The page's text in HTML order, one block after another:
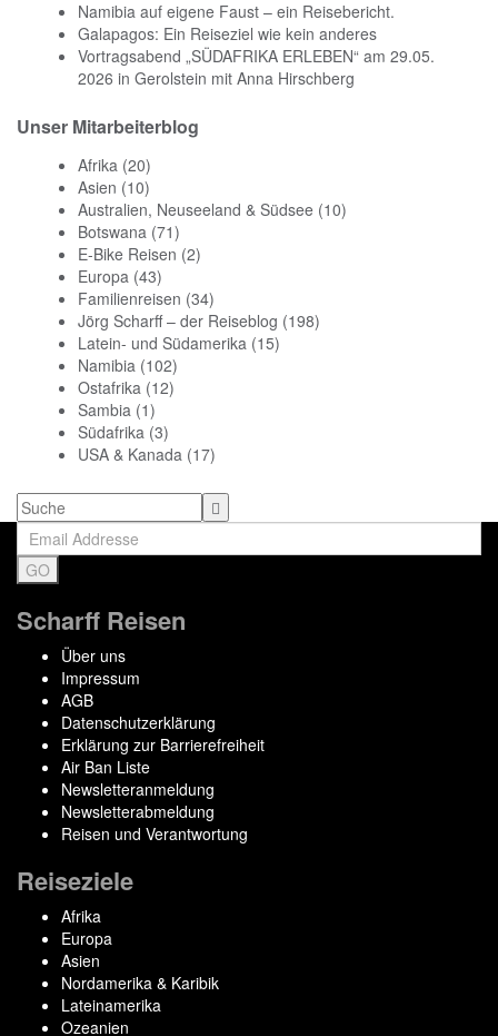
Namibia auf eigene Faust – ein Reisebericht.
Galapagos: Ein Reiseziel wie kein anderes
Vortragsabend „SÜDAFRIKA ERLEBEN“ am 29.05.
2026 in Gerolstein mit Anna Hirschberg
Unser Mitarbeiterblog
Afrika (20)
Asien (10)
Australien, Neuseeland & Südsee (10)
Botswana (71)
E-Bike Reisen (2)
Europa (43)
Familienreisen (34)
Jörg Scharff – der Reiseblog (198)
Latein- und Südamerika (15)
Namibia (102)
Ostafrika (12)
Sambia (1)
Südafrika (3)
USA & Kanada (17)
Scharff Reisen
Über uns
Impressum
AGB
Datenschutzerklärung
Erklärung zur Barrierefreiheit
Air Ban Liste
Newsletteranmeldung
Newsletterabmeldung
Reisen und Verantwortung
Reiseziele
Afrika
Europa
Asien
Nordamerika & Karibik
Lateinamerika
Ozeanien